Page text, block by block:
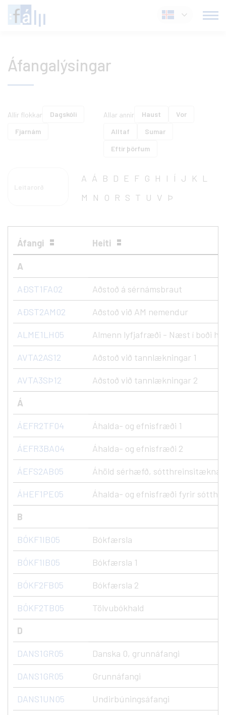
Fara
í
Íslenska
Áfangalýsingar
Allir flokkar
Dagskóli
Fjarnám
Allar annir Haust
Vor
Alltaf
Sumar
Eftir þörfum
A Á B D E F G H I Í J K L
M
N O R S T U V Þ
Áfangi Heiti
A
AÐST1FA02 Aðstoð á sérnámsbraut
AÐST2AM02 Aðstoð við AM nemendur
ALME1LH05 Almenn lyfjafræði - Næst í boði
AVTA2AS12 Aðstoð við tannlækningar 1
AVTA3SÞ12 Aðstoð við tannlækningar 2
Á
ÁEFR2TF04 Áhalda- og efnisfræði 1
ÁEFR3BA04 Áhalda- og efnisfræði 2
ÁEFS2AB05 Áhöld sérhæfð, sótthreinsitæknar,
ÁHEF1PE05 Áhalda- og efnisfræði fyrir
B
BÓKF1IB05 Bókfærsla
BÓKF1IB05 Bókfærsla 1
BÓKF2FB05 Bókfærsla 2
BÓKF2TB05 Tölvubókhald
D
DANS1GR05 Danska 0, grunnáfangi
DANS1GR05 Grunnáfangi
DANS1UN05 Undirbúningsáfangi